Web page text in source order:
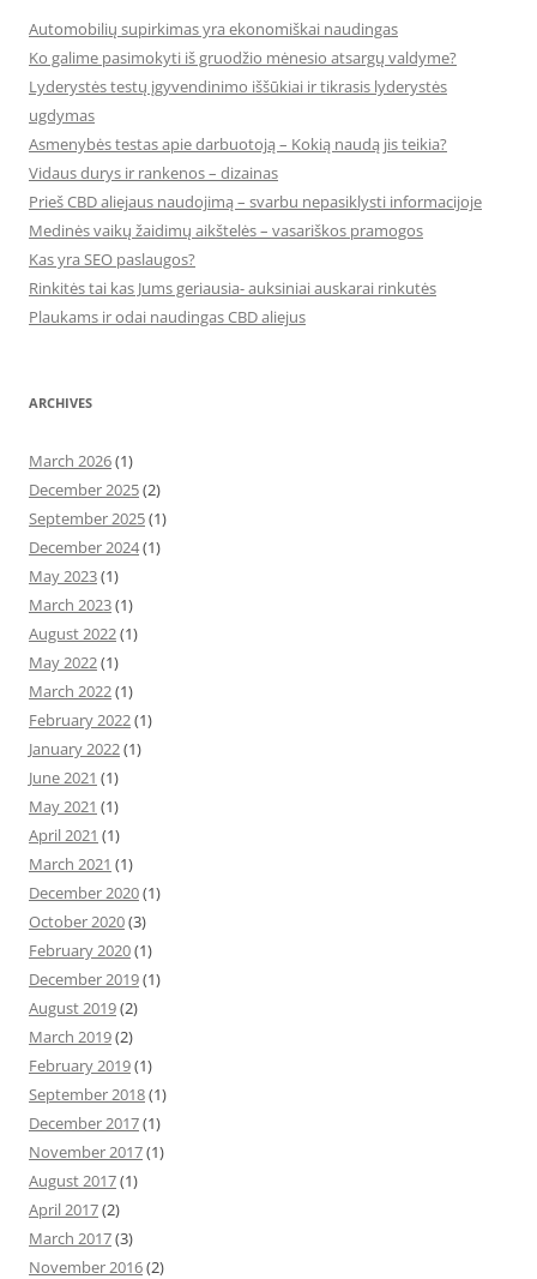
Automobilių supirkimas yra ekonomiškai naudingas
Ko galime pasimokyti iš gruodžio mėnesio atsargų valdyme?
Lyderystės testų įgyvendinimo iššūkiai ir tikrasis lyderystės
ugdymas
Asmenybės testas apie darbuotoją – Kokią naudą jis teikia?
Vidaus durys ir rankenos – dizainas
Prieš CBD aliejaus naudojimą – svarbu nepasiklysti informacijoje
Medinės vaikų žaidimų aikštelės – vasariškos pramogos
Kas yra SEO paslaugos?
Rinkitės tai kas Jums geriausia- auksiniai auskarai rinkutės
Plaukams ir odai naudingas CBD aliejus
ARCHIVES
March 2026(1)
December 2025(2)
September 2025(1)
December 2024(1)
May 2023(1)
March 2023(1)
August 2022(1)
May 2022(1)
March 2022(1)
February 2022(1)
January 2022(1)
June 2021 (1)
May 2021 (1)
April 2021 (1)
March 2021 (1)
December 2020(1)
October 2020(3)
February 2020(1)
December 2019(1)
August 2019(2)
March 2019(2)
February 2019(1)
September 2018(1)
December 2017(1)
November 2017(1)
August 2017(1)
April 2017(2)
March 2017(3)
November 2016(2)